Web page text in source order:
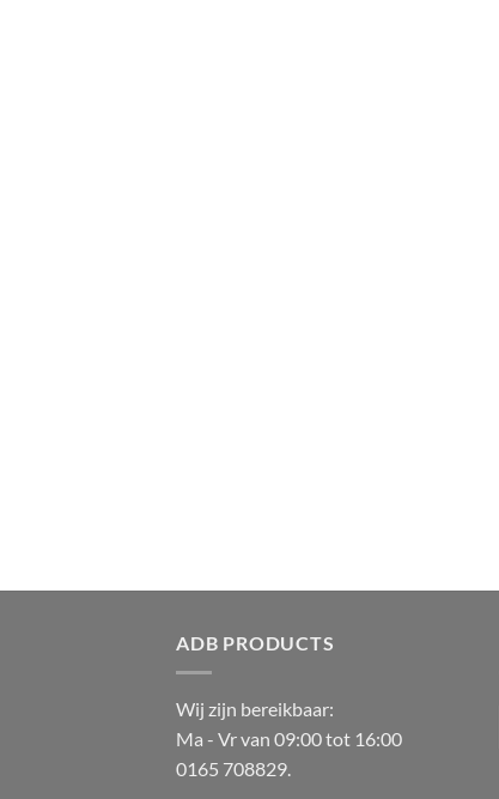
ADB PRODUCTS
Wij zijn bereikbaar:
Ma - Vr van 09:00 tot 16:00
0165 708829.